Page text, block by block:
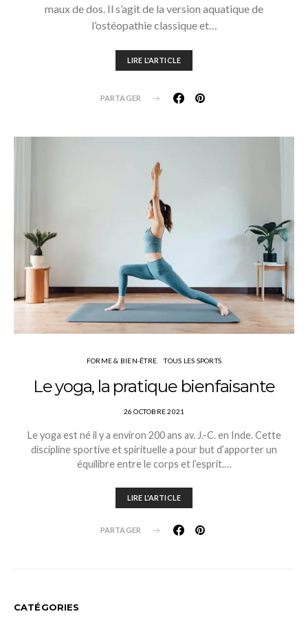
maux de dos. Il s’agit de la version aquatique de
l’ostéopathie classique et…
LIRE L'ARTICLE
PARTAGER
FORME & BIEN-ÊTRE TOUS LES SPORTS
Le yoga, la pratique bienfaisante
26 OCTOBRE 2021
Le yoga est né il y a environ 200 ans av. J.-C. en Inde. Cette
discipline sportive et spirituelle a pour but d’apporter un
équilibre entre le corps et l’esprit.…
LIRE L'ARTICLE
PARTAGER
CATÉGORIES